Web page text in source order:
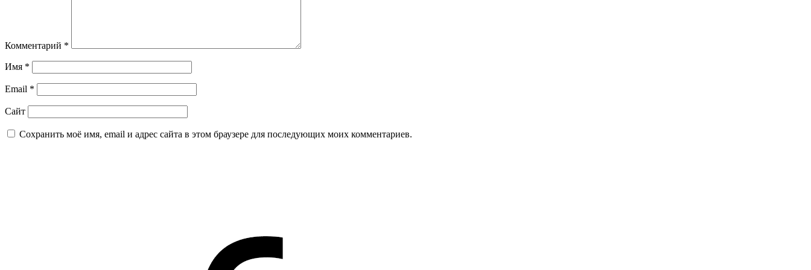
Комментарий *
Имя *
Email *
Сайт
Сохранить моё имя, email и адрес сайта в этом браузере для последующих моих комментариев.